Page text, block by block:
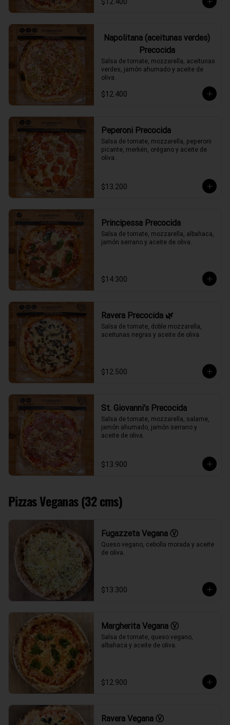
Napolitana (aceitunas verdes)
Precocida
Salsa de tomate, mozzarella, aceitunas
verdes, jamón ahumado y aceite de
oliva.
$12.400
Peperoni Precocida
Salsa de tomate, mozzarella, peperoni
picante, merkén, orégano y aceite de
oliva.
$13.200
Principessa Precocida
Salsa de tomate, mozzarella, albahaca,
jamón serrano y aceite de oliva.
$14.300
Ravera Precocida 🌿
Salsa de tomate, doble mozzarella,
aceitunas negras y aceite de oliva.
$12.500
St. Giovanni's Precocida
Salsa de tomate, mozzarella, salame,
jamón ahumado, jamón serrano y
aceite de oliva.
$13.900
Pizzas Veganas (32 cms)
Fugazzeta Vegana Ⓥ
Queso vegano, cebolla morada y aceite
de oliva.
$13.300
Margherita Vegana Ⓥ
Salsa de tomate, queso vegano,
albahaca y aceite de oliva.
$12.900
Ravera Vegana Ⓥ